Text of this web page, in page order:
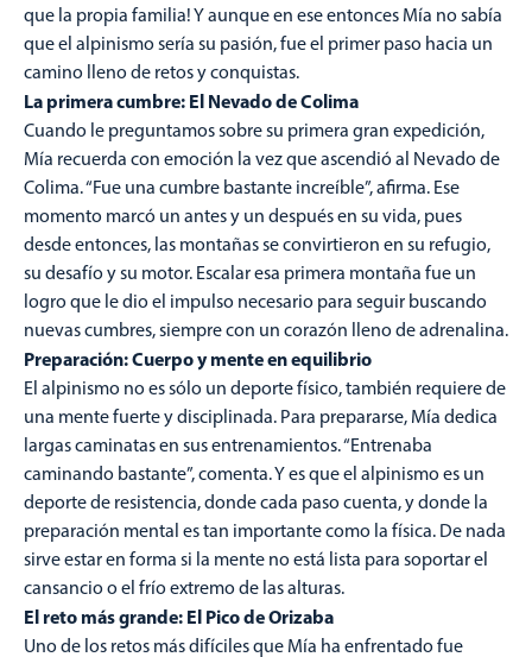
que la propia familia! Y aunque en ese entonces Mía no sabía
que el alpinismo sería su pasión, fue el primer paso hacia un
camino lleno de retos y conquistas.
La primera cumbre: El Nevado de Colima
Cuando le preguntamos sobre su primera gran expedición,
Mía recuerda con emoción la vez que ascendió al Nevado de
Colima. “Fue una cumbre bastante increíble”, afirma. Ese
momento marcó un antes y un después en su vida, pues
desde entonces, las montañas se convirtieron en su refugio,
su desafío y su motor. Escalar esa primera montaña fue un
logro que le dio el impulso necesario para seguir buscando
nuevas cumbres, siempre con un corazón lleno de adrenalina.
Preparación: Cuerpo y mente en equilibrio
El alpinismo no es sólo un deporte físico, también requiere de
una mente fuerte y disciplinada. Para prepararse, Mía dedica
largas caminatas en sus entrenamientos. “Entrenaba
caminando bastante”, comenta. Y es que el alpinismo es un
deporte de resistencia, donde cada paso cuenta, y donde la
preparación mental es tan importante como la física. De nada
sirve estar en forma si la mente no está lista para soportar el
cansancio o el frío extremo de las alturas.
El reto más grande: El Pico de Orizaba
Uno de los retos más difíciles que Mía ha enfrentado fue